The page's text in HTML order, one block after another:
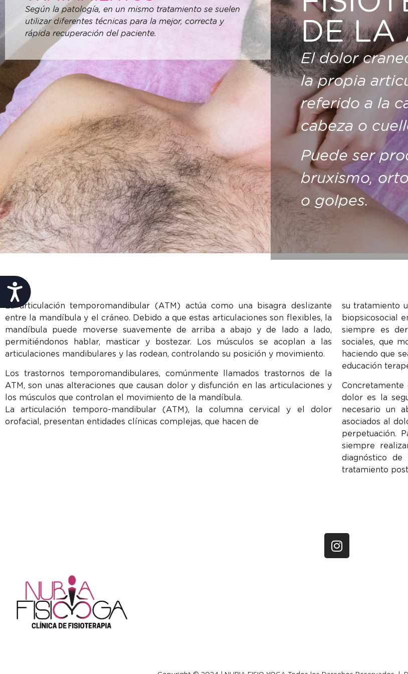
personas
con
discapacidad
visual
que
están
usando
un
lector
de
pantalla;
Control-
para
abrir
un
menú
de
accesibilidad.
Accesibilidad
Según la patología, en un mismo tratamiento se suelen
utilizar diferentes técnicas para la mejor, correcta y
rápida recuperación del paciente.
DE LA
El dolor
la propia
referido a la
cabeza o
Puede ser
bruxismo,
o golpes.
La articulación temporomandibular (ATM) actúa como una bisagra deslizante
entre la mandíbula y el cráneo. Debido a que estas articulaciones son flexibles, la
mandíbula puede moverse suavemente de arriba a abajo y de lado a lado,
permitiéndonos hablar, masticar y bostezar. Los músculos se acoplan a las
articulaciones mandibulares y las rodean, controlando su posición y movimiento.
Los trastornos temporomandibulares, comúnmente llamados trastornos de la
ATM, son unas alteraciones que causan dolor y disfunción en las articulaciones y
los músculos que controlan el movimiento de la mandíbula.
La articulación temporo-mandibular (ATM), la columna cervical y el dolor
orofacial, presentan entidades clínicas complejas, que hacen de
su tratamiento
biopsicosocial
siempre es
sociales, que
haciendo que
educación
Concretamente
dolor es la
necesario un
asociados al
perpetuación.
siempre
diagnóstico de
tratamiento